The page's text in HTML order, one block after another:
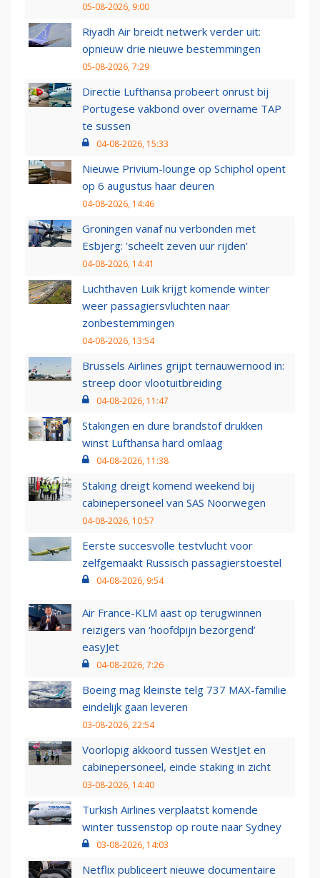
05-08-2026, 9:00
Riyadh Air breidt netwerk verder uit:
opnieuw drie nieuwe bestemmingen
05-08-2026, 7:29
Directie Lufthansa probeert onrust bij
Portugese vakbond over overname TAP
te sussen
04-08-2026, 15:33
Nieuwe Privium-lounge op Schiphol opent
op 6 augustus haar deuren
04-08-2026, 14:46
Groningen vanaf nu verbonden met
Esbjerg: 'scheelt zeven uur rijden'
04-08-2026, 14:41
Luchthaven Luik krijgt komende winter
weer passagiersvluchten naar
zonbestemmingen
04-08-2026, 13:54
Brussels Airlines grijpt ternauwernood in:
streep door vlootuitbreiding
04-08-2026, 11:47
Stakingen en dure brandstof drukken
winst Lufthansa hard omlaag
04-08-2026, 11:38
Staking dreigt komend weekend bij
cabinepersoneel van SAS Noorwegen
04-08-2026, 10:57
Eerste succesvolle testvlucht voor
zelfgemaakt Russisch passagierstoestel
04-08-2026, 9:54
Air France-KLM aast op terugwinnen
reizigers van ‘hoofdpijn bezorgend’
easyJet
04-08-2026, 7:26
Boeing mag kleinste telg 737 MAX-familie
eindelijk gaan leveren
03-08-2026, 22:54
Voorlopig akkoord tussen WestJet en
cabinepersoneel, einde staking in zicht
03-08-2026, 14:40
Turkish Airlines verplaatst komende
winter tussenstop op route naar Sydney
03-08-2026, 14:03
Netflix publiceert nieuwe documentaire